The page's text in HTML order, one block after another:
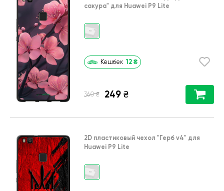
сакура" для Huawei P9 Lite
Кешбек 12 ₴
360 ₴ 249 ₴
2D пластиковый чехол "Герб v4" для
Huawei P9 Lite